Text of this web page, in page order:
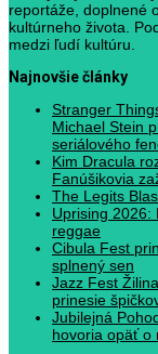
reportáže, doplnené
kultúrneho života.
medzi ľudí kultúru.
Najnovšie články
Stranger
Michael Stein
seriálového
Kim Dracula
Fanúšikovia
The Legits
Uprising 2026:
reggae
Cibula Fest
splnený sen
Jazz Fest
prinesie
Jubilejná
hovoria opäť o